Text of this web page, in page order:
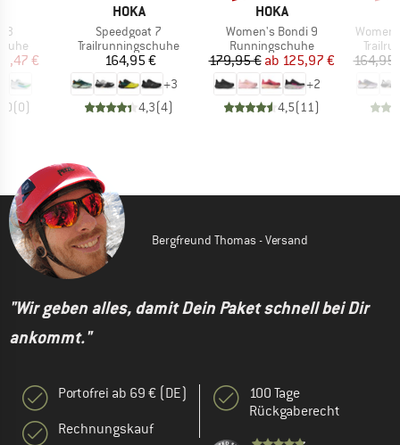
3
Preis
€
(0)
MARKE
HOKA
Artikel
Speedgoat 7
Produktgruppe
Trailrunningschuhe
Preis
164,95 €
+3
4,3(4)
MARKE
HOKA
Artikel
Women's Bondi 9
Produktgruppe
Runningschuhe
Preis
179,95 € reduzierter Preis
ab 125,97 €
+2
4,5( 11)
Artikel
164,95
Bergfreund Thomas - Versand
"Wir geben alles, damit Dein Paket schnell bei Dir
ankommt."
Portofrei ab 69 € (DE)
Rechnungskauf
100 Tage
Rückgaberecht